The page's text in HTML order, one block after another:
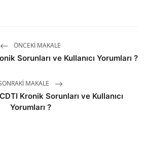
ÖNCEKI MAKALE
Sorunları ve Kullanıcı Yorumları ?
MAKALE
Kronik Sorunları ve Kullanıcı
Yorumları ?